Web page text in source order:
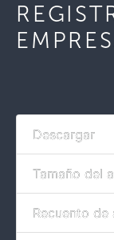
Descargar
Tamaño del
Recuento de